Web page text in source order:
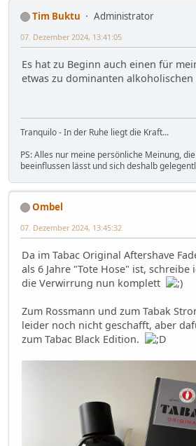
Tim Buktu
Administrator
07. Dezember 2024, 13:41:05
Es hat zu Beginn auch einen für
etwas zu dominanten alkoholischen
Tranquilo - In der Ruhe liegt die Kraft...
PS: Alles nur meine persönliche Meinung,
beeinflussen lässt und sich deshalb
Ombel
07. Dezember 2024, 13:45:32
Da im Tabac Original Aftershave
als 6 Jahre "Tote Hose" ist,
die Verwirrung nun komplett
Zum Rossmann und zum Tabak
leider noch nicht geschafft, aber
zum Tabac Black Edition.